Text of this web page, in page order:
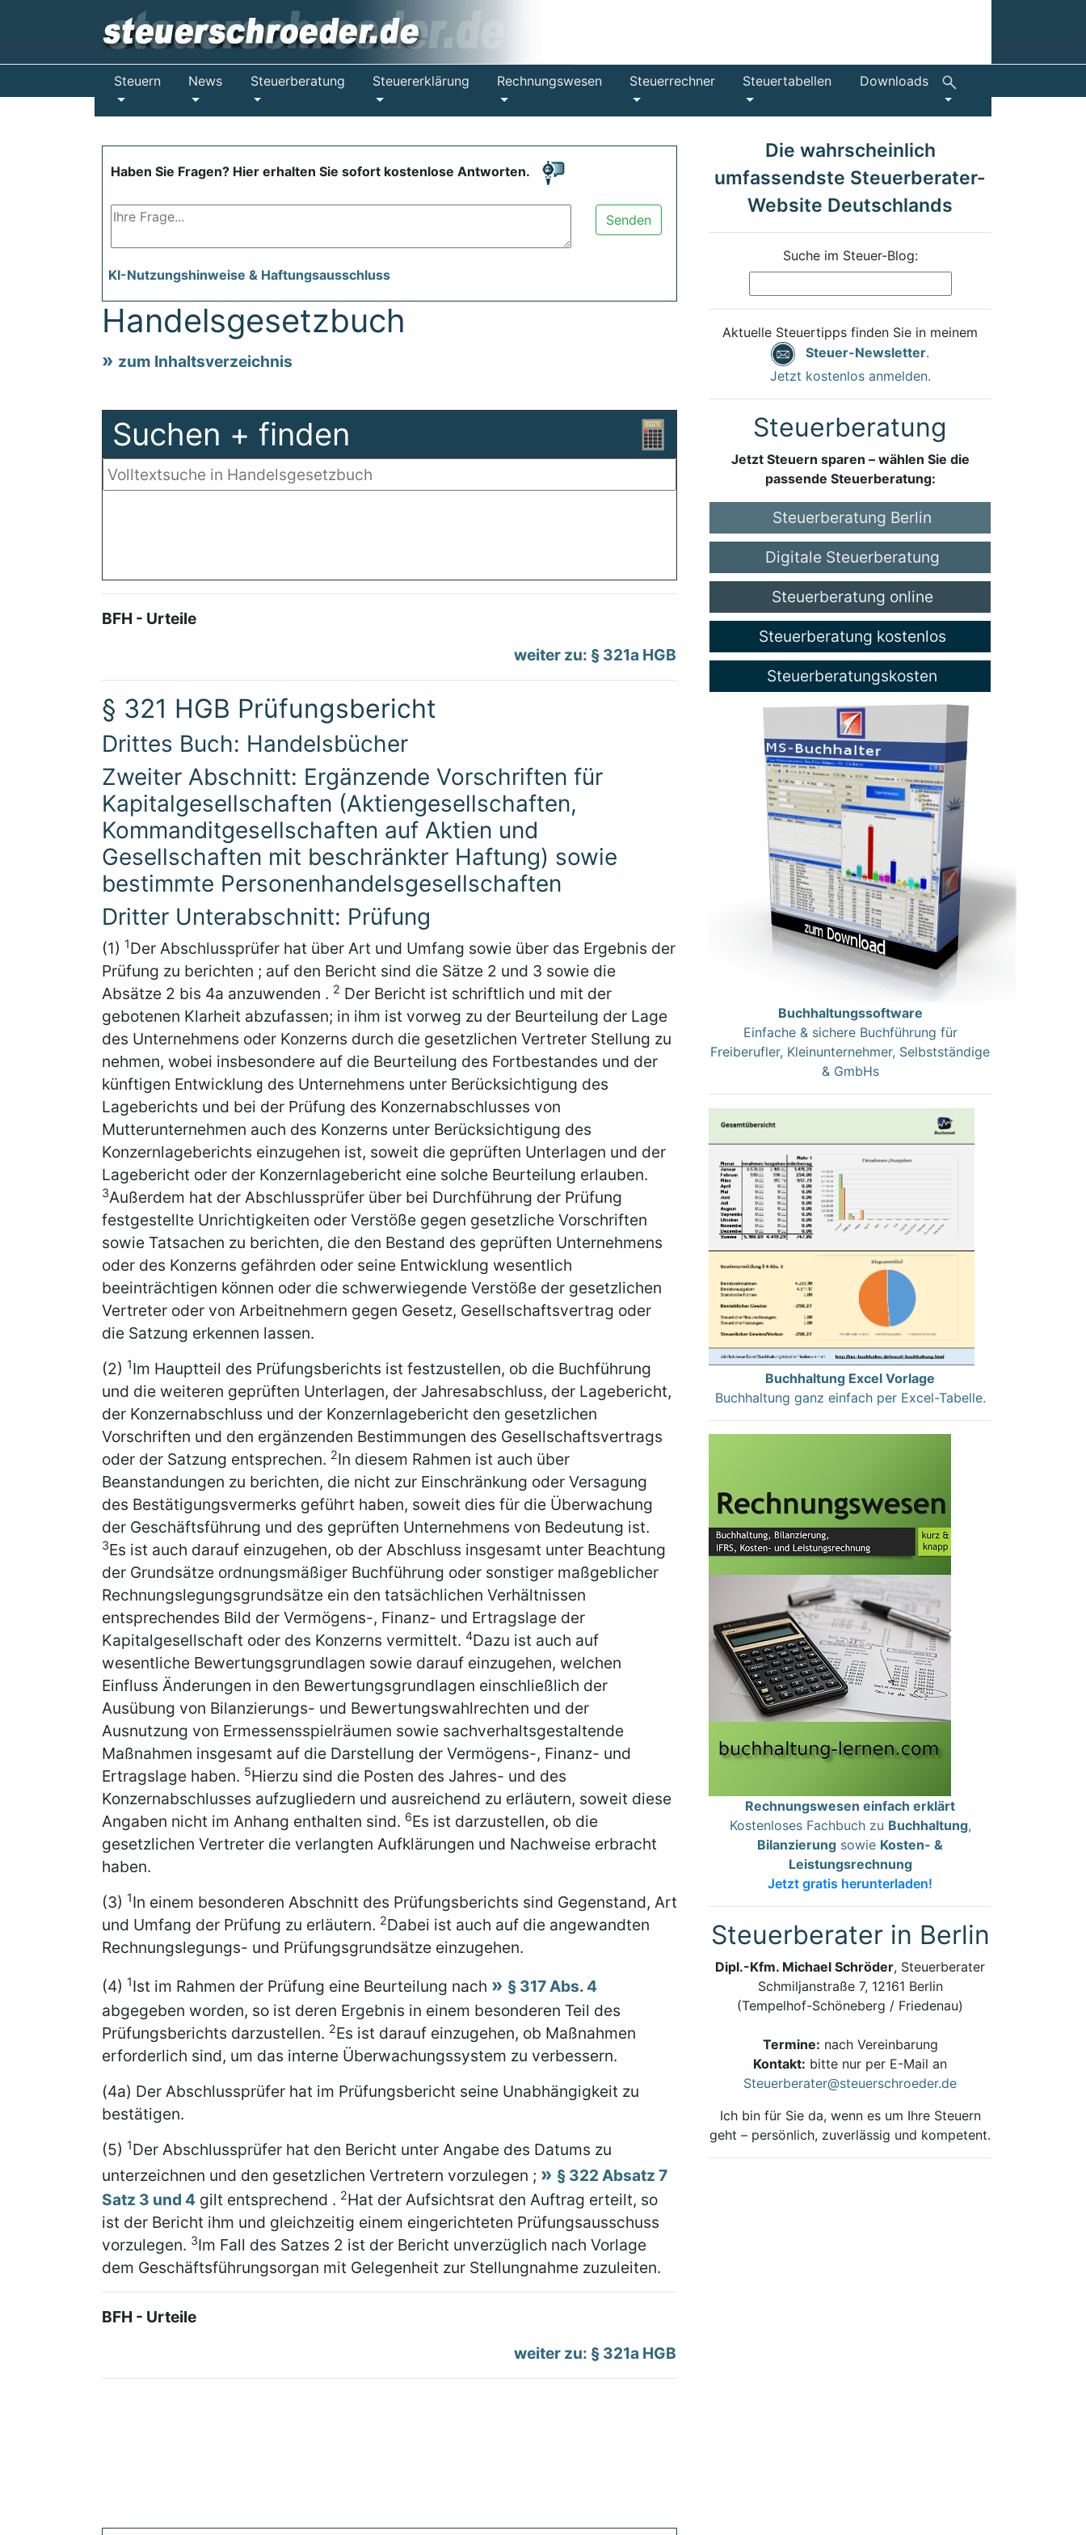
Steuern News Steuerberatung Steuererklärung Rechnungswesen Steuerrechner Steuertabellen Downloads
Haben Sie Fragen? Hier erhalten Sie sofort kostenlose Antworten.
Senden
KI-Nutzungshinweise & Haftungsausschluss
Handelsgesetzbuch
zum Inhaltsverzeichnis
Suchen + finden
BFH - Urteile
weiter zu: § 321a HGB
§ 321 HGB Prüfungsbericht
Drittes Buch: Handelsbücher
Zweiter Abschnitt: Ergänzende Vorschriften für
Kapitalgesellschaften (Aktiengesellschaften,
Kommanditgesellschaften auf Aktien und
Gesellschaften mit beschränkter Haftung) sowie
bestimmte Personenhandelsgesellschaften
Dritter Unterabschnitt: Prüfung
(1) 1Der Abschlussprüfer hat über Art und Umfang sowie über das Ergebnis der
Prüfung zu berichten ; auf den Bericht sind die Sätze 2 und 3 sowie die
Absätze 2 bis 4a anzuwenden . 2 Der Bericht ist schriftlich und mit der
gebotenen Klarheit abzufassen; in ihm ist vorweg zu der Beurteilung der Lage
des Unternehmens oder Konzerns durch die gesetzlichen Vertreter Stellung zu
nehmen, wobei insbesondere auf die Beurteilung des Fortbestandes und der
künftigen Entwicklung des Unternehmens unter Berücksichtigung des
Lageberichts und bei der Prüfung des Konzernabschlusses von
Mutterunternehmen auch des Konzerns unter Berücksichtigung des
Konzernlageberichts einzugehen ist, soweit die geprüften Unterlagen und der
Lagebericht oder der Konzernlagebericht eine solche Beurteilung erlauben.
3Außerdem hat der Abschlussprüfer über bei Durchführung der Prüfung
festgestellte Unrichtigkeiten oder Verstöße gegen gesetzliche Vorschriften
sowie Tatsachen zu berichten, die den Bestand des geprüften Unternehmens
oder des Konzerns gefährden oder seine Entwicklung wesentlich
beeinträchtigen können oder die schwerwiegende Verstöße der gesetzlichen
Vertreter oder von Arbeitnehmern gegen Gesetz, Gesellschaftsvertrag oder
die Satzung erkennen lassen.
(2) 1Im Hauptteil des Prüfungsberichts ist festzustellen, ob die Buchführung
und die weiteren geprüften Unterlagen, der Jahresabschluss, der Lagebericht,
der Konzernabschluss und der Konzernlagebericht den gesetzlichen
Vorschriften und den ergänzenden Bestimmungen des Gesellschaftsvertrags
oder der Satzung entsprechen. 2In diesem Rahmen ist auch über
Beanstandungen zu berichten, die nicht zur Einschränkung oder Versagung
des Bestätigungsvermerks geführt haben, soweit dies für die Überwachung
der Geschäftsführung und des geprüften Unternehmens von Bedeutung ist.
3Es ist auch darauf einzugehen, ob der Abschluss insgesamt unter Beachtung
der Grundsätze ordnungsmäßiger Buchführung oder sonstiger maßgeblicher
Rechnungslegungsgrundsätze ein den tatsächlichen Verhältnissen
entsprechendes Bild der Vermögens-, Finanz- und Ertragslage der
Kapitalgesellschaft oder des Konzerns vermittelt. 4Dazu ist auch auf
wesentliche Bewertungsgrundlagen sowie darauf einzugehen, welchen
Einfluss Änderungen in den Bewertungsgrundlagen einschließlich der
Ausübung von Bilanzierungs- und Bewertungswahlrechten und der
Ausnutzung von Ermessensspielräumen sowie sachverhaltsgestaltende
Maßnahmen insgesamt auf die Darstellung der Vermögens-, Finanz- und
Ertragslage haben. 5Hierzu sind die Posten des Jahres- und des
Konzernabschlusses aufzugliedern und ausreichend zu erläutern, soweit diese
Angaben nicht im Anhang enthalten sind. 6Es ist darzustellen, ob die
gesetzlichen Vertreter die verlangten Aufklärungen und Nachweise erbracht
haben.
(3) 1In einem besonderen Abschnitt des Prüfungsberichts sind Gegenstand, Art
und Umfang der Prüfung zu erläutern. 2Dabei ist auch auf die angewandten
Rechnungslegungs- und Prüfungsgrundsätze einzugehen.
(4) 1Ist im Rahmen der Prüfung eine Beurteilung nach
§ 317 Abs. 4
abgegeben worden, so ist deren Ergebnis in einem besonderen Teil des
Prüfungsberichts darzustellen. 2Es ist darauf einzugehen, ob Maßnahmen
erforderlich sind, um das interne Überwachungssystem zu verbessern.
(4a) Der Abschlussprüfer hat im Prüfungsbericht seine Unabhängigkeit zu
bestätigen.
(5) 1Der Abschlussprüfer hat den Bericht unter Angabe des Datums zu
unterzeichnen und den gesetzlichen Vertretern vorzulegen ;
§ 322 Absatz 7
Satz 3 und 4 gilt entsprechend . 2Hat der Aufsichtsrat den Auftrag erteilt, so
ist der Bericht ihm und gleichzeitig einem eingerichteten Prüfungsausschuss
vorzulegen. 3Im Fall des Satzes 2 ist der Bericht unverzüglich nach Vorlage
dem Geschäftsführungsorgan mit Gelegenheit zur Stellungnahme zuzuleiten.
BFH - Urteile
weiter zu: § 321a HGB
Die wahrscheinlich
umfassendste Steuerberater-
Website Deutschlands
Suche im Steuer-Blog:
Aktuelle Steuertipps finden Sie in meinem
Steuer-Newsletter.
Jetzt kostenlos anmelden.
Steuerberatung
Jetzt Steuern sparen – wählen Sie die
passende Steuerberatung:
Steuerberatung Berlin
Digitale Steuerberatung
Steuerberatung online
Steuerberatung kostenlos
Steuerberatungskosten
Buchhaltungssoftware
Einfache & sichere Buchführung für
Freiberufler, Kleinunternehmer, Selbstständige
& GmbHs
Buchhaltung Excel Vorlage
Buchhaltung ganz einfach per Excel-Tabelle.
Rechnungswesen einfach erklärt
Kostenloses Fachbuch zu Buchhaltung,
Bilanzierung sowie Kosten- &
Leistungsrechnung
Jetzt gratis herunterladen!
Steuerberater in Berlin
Dipl.-Kfm. Michael Schröder, Steuerberater
Schmiljanstraße 7, 12161 Berlin
(Tempelhof-Schöneberg / Friedenau)
Termine: nach Vereinbarung
Kontakt: bitte nur per E-Mail an
Steuerberater@steuerschroeder.de
Ich bin für Sie da, wenn es um Ihre Steuern
geht – persönlich, zuverlässig und kompetent.